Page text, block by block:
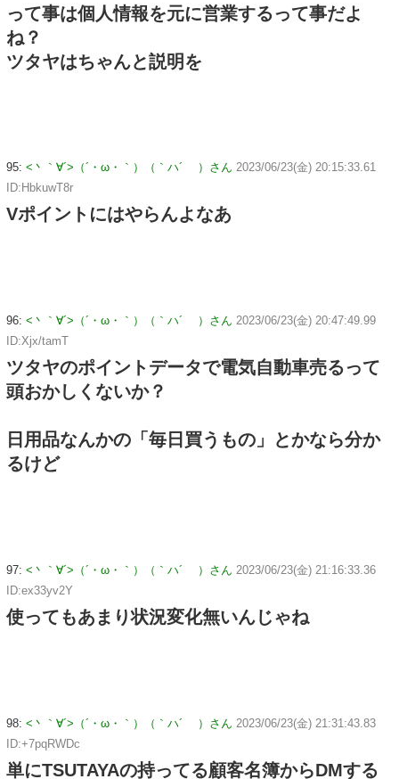
って事は個人情報を元に営業するって事だよ
ね？
ツタヤはちゃんと説明を
95: <丶｀∀´>（´・ω・｀）（｀ハ´ ）さん 2023/06/23(金) 20:15:33.61
ID:HbkuwT8r
Vポイントにはやらんよなあ
96: <丶｀∀´>（´・ω・｀）（｀ハ´ ）さん 2023/06/23(金) 20:47:49.99
ID:Xjx/tamT
ツタヤのポイントデータで電気自動車売るって
頭おかしくないか？
日用品なんかの「毎日買うもの」とかなら分か
るけど
97: <丶｀∀´>（´・ω・｀）（｀ハ´ ）さん 2023/06/23(金) 21:16:33.36
ID:ex33yv2Y
使ってもあまり状況変化無いんじゃね
98: <丶｀∀´>（´・ω・｀）（｀ハ´ ）さん 2023/06/23(金) 21:31:43.83
ID:+7pqRWDc
単にTSUTAYAの持ってる顧客名簿からDMする